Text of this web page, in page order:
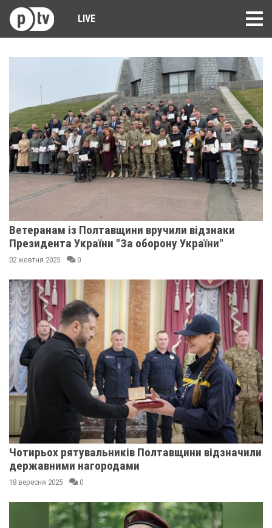
LIVE
Ветеранам із Полтавщини вручили відзнаки
Президента України "За оборону України"
02 жовтня 2025 0
Чотирьох рятувальників Полтавщини відзначили
державними нагородами
18 вересня 2025 0